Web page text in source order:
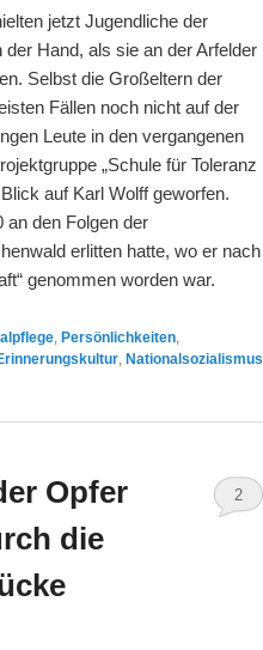
jetzt Jugendliche der
Hand, als sie an der Arfelder
Selbst die Großeltern der
Fällen noch nicht auf der
Leute in den vergangenen
„Schule für Toleranz
auf Karl Wolff geworfen.
an den Folgen der
erlitten hatte, wo er nach
genommen worden war.
, Persönlichkeiten,
, Nationalsozialismus
Opfer
die
2